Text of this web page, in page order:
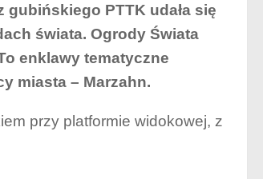
PTTK udała się
świata. Ogrody Świata
enklawy tematyczne
miasta – Marzahn.
przy platformie widokowej, z